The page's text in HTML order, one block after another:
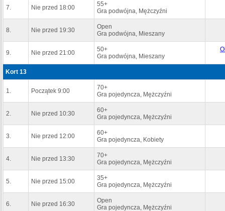
7. Nie przed 18:00
55+
Gra podwójna, Mężczyźni
8. Nie przed 19:30
Open
Gra podwójna, Mieszany
9. Nie przed 21:00
50+
Gra podwójna, Mieszany
Kort 13
1. Początek 9:00
70+
Gra pojedyncza, Mężczyźni
2. Nie przed 10:30
60+
Gra pojedyncza, Mężczyźni
3. Nie przed 12:00
60+
Gra pojedyncza, Kobiety
4. Nie przed 13:30
70+
Gra pojedyncza, Mężczyźni
5. Nie przed 15:00
35+
Gra pojedyncza, Mężczyźni
6. Nie przed 16:30
Open
Gra pojedyncza, Mężczyźni